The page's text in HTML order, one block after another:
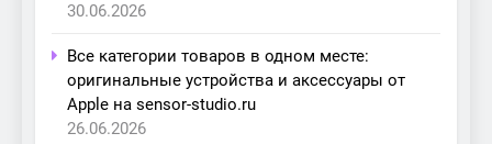
30.06.2026
Все категории товаров в одном месте:
оригинальные устройства и аксессуары от
Apple на sensor-studio.ru
26.06.2026